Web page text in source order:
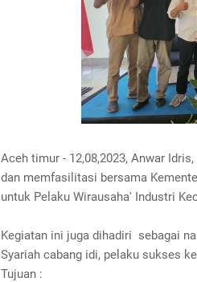
Aceh timur - 12,08,2023, Anwar
dan memfasilitasi bersama
untuk Pelaku Wirausaha' Industri
Kegiatan ini juga dihadiri sebagai
Syariah cabang idi, pelaku sukses
Tujuan :